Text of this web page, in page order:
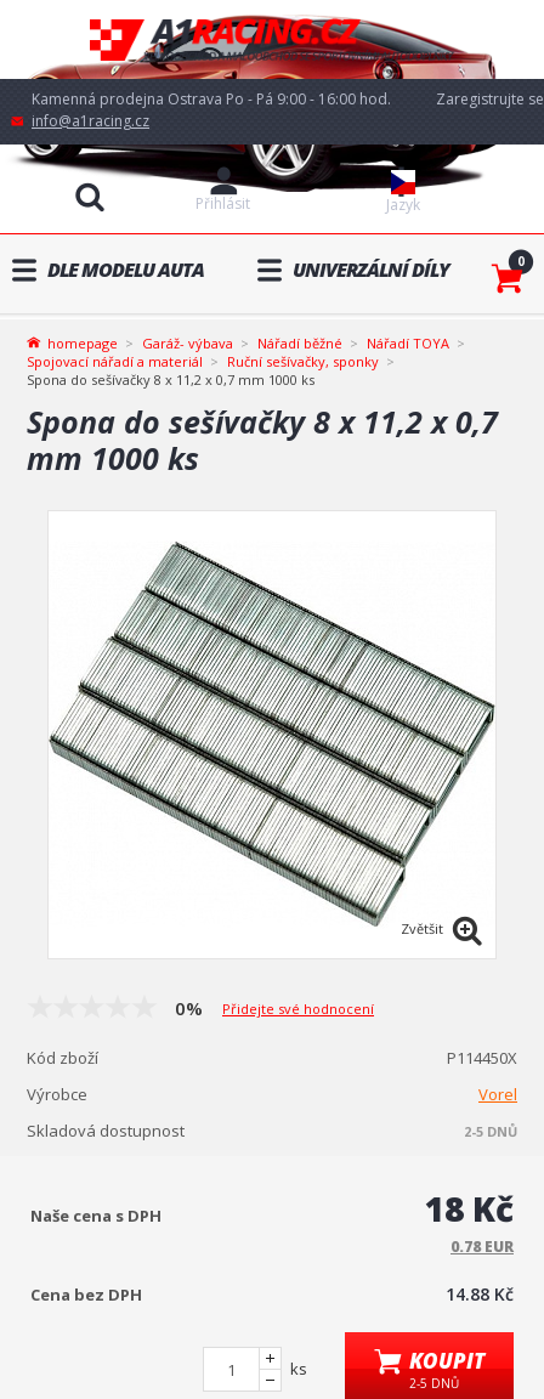
Kamenná prodejna Ostrava Po - Pá 9:00 - 16:00 hod.
info@a1racing.cz
Jazyk
Přihlásit
Zaregistrujte se
DLE MODELU AUTA UNIVERZÁLNÍ DÍLY 0
homepage Garáž- výbava Nářadí běžné
Nářadí TOYA
Spojovací nářadí a materiál
Ruční sešívačky, sponky
Spona do sešívačky 8 x 11,2 x 0,7 mm 1000 ks
Spona do sešívačky 8 x 11,2 x 0,7
mm 1000 ks
Zvětšit
0% Přidejte své hodnocení
Kód zboží
P114450X
Výrobce
Vorel
Skladová dostupnost
2-5 DNŮ
Naše cena s DPH 18 Kč
0.78 EUR
Cena bez DPH 14.88 Kč
ks KOUPIT
2-5 DNŮ